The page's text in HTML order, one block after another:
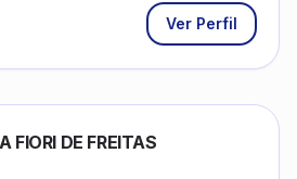
Ver Perfil
FIORI DE FREITAS